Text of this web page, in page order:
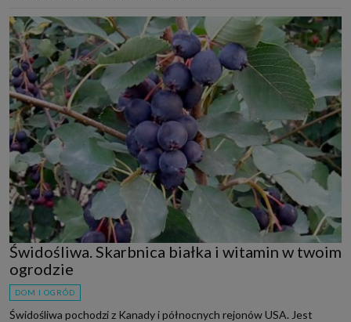
Świdośliwa. Skarbnica białka i witamin w twoim
ogrodzie
DOM I OGRÓD
Świdośliwa pochodzi z Kanady i północnych rejonów USA. Jest